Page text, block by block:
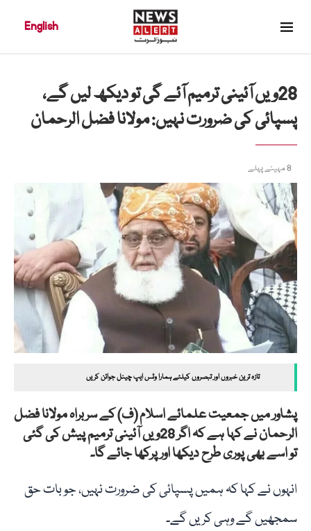
English
28ویں آئینی ترمیم آئے گی تو دیکھ لیں گے،
پسپائی کی ضرورت نہیں: مولانا فضل الرحمان
8 مہینے پہلے
تازہ ترین خبروں اور تبصروں کیلئے ہمارا وٹس ایپ چینل جوائن کریں
پشاور میں جمعیت علمائے اسلام (ف) کے سربراہ مولانا فضل
الرحمان نے کہا ہے کہ اگر 28ویں آئینی ترمیم پیش کی گئی
تو اسے بھی پوری طرح دیکھا اور پرکھا جائے گا۔
انہوں نے کہا کہ ہمیں پسپائی کی ضرورت نہیں، جو بات حق
سمجھیں گے وہی کریں گے۔